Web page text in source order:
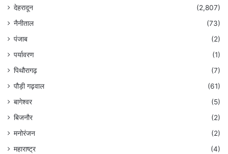
देहरादून
(2,807)
नैनीताल
(73)
पंजाब
(2)
पर्यावरण
(1)
पिथौरागढ़
(7)
पौड़ी गढ़वाल
(61)
बागेश्वर
(5)
बिजनौर
(2)
मनोरंजन
(2)
महाराष्ट्र
(4)